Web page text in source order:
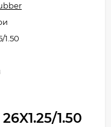
1.50
1.50